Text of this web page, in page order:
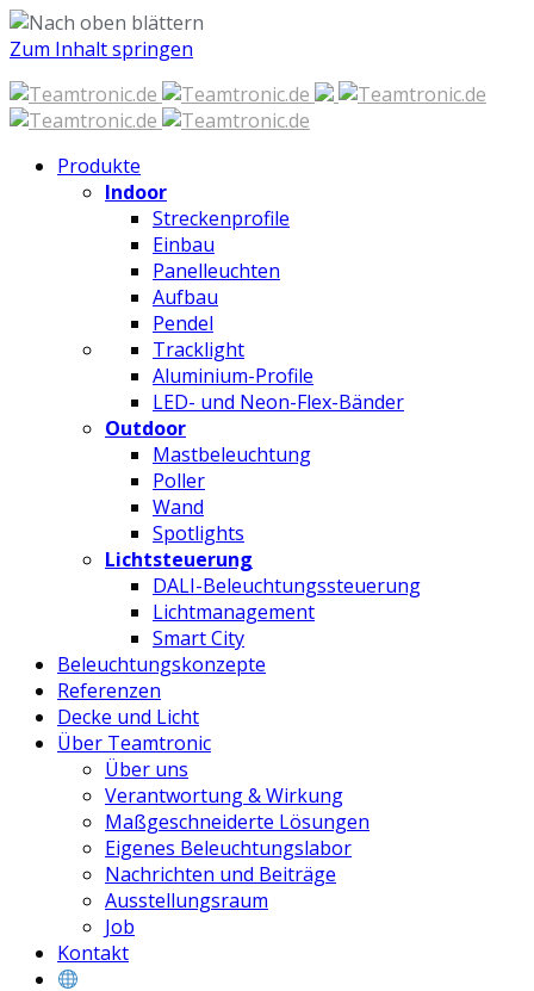
Zum Inhalt springen
Produkte
Indoor
Streckenprofile
Einbau
Panelleuchten
Aufbau
Pendel
Tracklight
Aluminium-Profile
LED- und Neon-Flex-Bänder
Outdoor
Mastbeleuchtung
Poller
Wand
Spotlights
Lichtsteuerung
DALI-Beleuchtungssteuerung
Lichtmanagement
Smart City
Beleuchtungskonzepte
Referenzen
Decke und Licht
Über Teamtronic
Über uns
Verantwortung & Wirkung
Maßgeschneiderte Lösungen
Eigenes Beleuchtungslabor
Nachrichten und Beiträge
Ausstellungsraum
Job
Kontakt